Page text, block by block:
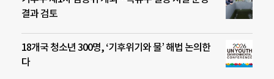
결과 검토
18개국 청소년 300명, ‘기후위기와 물’ 해법 논의한
다